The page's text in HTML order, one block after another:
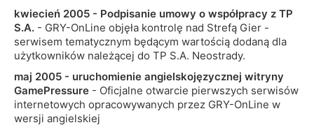
kwiecień 2005 - Podpisanie umowy o współpracy z TP
S.A. - GRY-OnLine objęła kontrolę nad Strefą Gier -
serwisem tematycznym będącym wartością dodaną dla
użytkowników należącej do TP S.A. Neostrady.
maj 2005 - uruchomienie angielskojęzycznej witryny
GamePressure - Oficjalne otwarcie pierwszych serwisów
internetowych opracowywanych przez GRY-OnLine w
wersji angielskiej